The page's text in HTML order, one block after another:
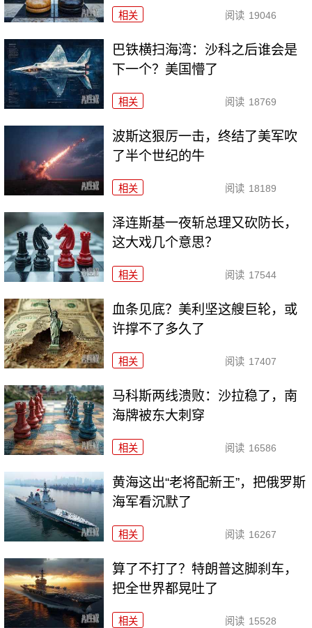
相关 阅读 19046
巴铁横扫海湾：沙科之后谁会是
下一个？美国懵了
相关 阅读 18769
波斯这狠厉一击，终结了美军吹
了半个世纪的牛
相关 阅读 18189
泽连斯基一夜斩总理又砍防长，
这大戏几个意思？
相关 阅读 17544
血条见底？美利坚这艘巨轮，或
许撑不了多久了
相关 阅读 17407
马科斯两线溃败：沙拉稳了，南
海牌被东大刺穿
相关 阅读 16586
黄海这出“老将配新王”，把俄罗斯
海军看沉默了
相关 阅读 16267
算了不打了？特朗普这脚刹车，
把全世界都晃吐了
相关 阅读 15528